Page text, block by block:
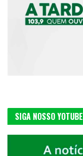
SIGA NOSSO YOTUBE